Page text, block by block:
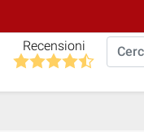
Recensioni